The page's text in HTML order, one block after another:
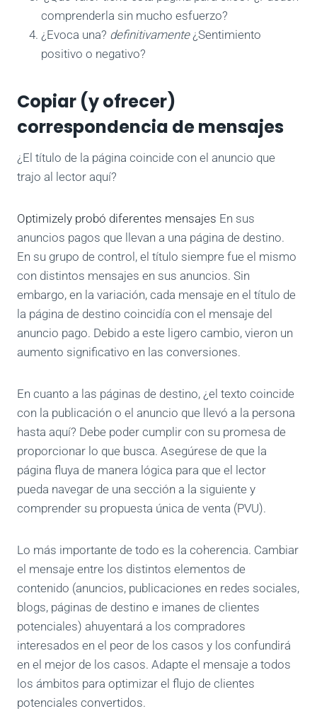
comprenderla sin mucho esfuerzo?
¿Evoca una? definitivamente¿Sentimiento
positivo o negativo?
Copiar (y ofrecer)
correspondencia de mensajes
¿El título de la página coincide con el anuncio que
trajo al lector aquí?
Optimizely probó diferentes mensajes En sus
anuncios pagos que llevan a una página de destino.
En su grupo de control, el título siempre fue el mismo
con distintos mensajes en sus anuncios. Sin
embargo, en la variación, cada mensaje en el título de
la página de destino coincidía con el mensaje del
anuncio pago. Debido a este ligero cambio, vieron un
aumento significativo en las conversiones.
En cuanto a las páginas de destino, ¿el texto coincide
con la publicación o el anuncio que llevó a la persona
hasta aquí? Debe poder cumplir con su promesa de
proporcionar lo que busca. Asegúrese de que la
página fluya de manera lógica para que el lector
pueda navegar de una sección a la siguiente y
comprender su propuesta única de venta (PVU).
Lo más importante de todo es la coherencia. Cambiar
el mensaje entre los distintos elementos de
contenido (anuncios, publicaciones en redes sociales,
blogs, páginas de destino e imanes de clientes
potenciales) ahuyentará a los compradores
interesados en el peor de los casos y los confundirá
en el mejor de los casos. Adapte el mensaje a todos
los ámbitos para optimizar el flujo de clientes
potenciales convertidos.